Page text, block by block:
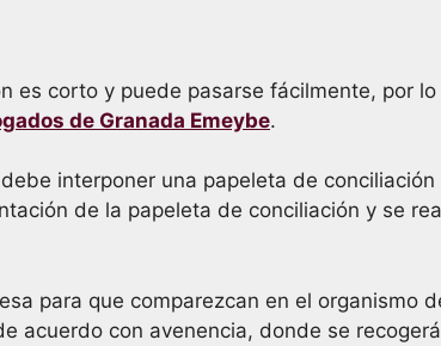
es corto y puede pasarse fácilmente​, por
de Granada Emeybe.
interponer una papeleta de
de la papeleta​ de conciliación y se
para que comparezcan en el organismo
acuerdo con avenencia, donde se